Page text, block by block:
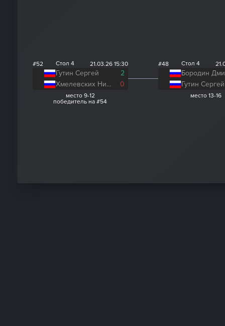
#52 Стол 4 21.03.26 15:30
Гутин Сергей
2
Хмелевских Николай
0
место 9-12
победитель на #54
#48 Стол 4
Гутин Сергей
место 13-16